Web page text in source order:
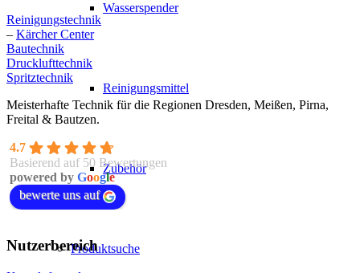
Wasserspender
Reinigungsmittel
Zubehör
Produktsuche
Reinigungstechnik
– Kärcher Center
Bautechnik
Drucklufttechnik
Spritztechnik
Meisterhafte Technik für die Regionen Dresden, Meißen, Pirna,
Freital & Bautzen.
4.7
Basierend auf 50 Bewertungen
powered by Google
bewerte uns auf
Nutzerbereich